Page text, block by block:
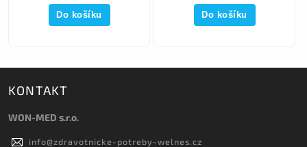
Do košíku Do košíku
KONTAKT
WON-MED s.r.o.
info@zdravotnicke-potreby-welnes.cz